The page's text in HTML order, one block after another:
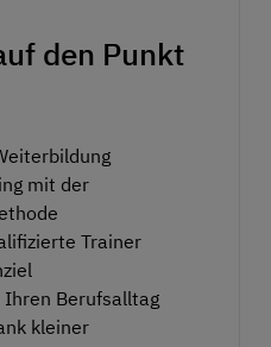
den Punkt
mit der
Trainer
Berufsalltag
kleiner